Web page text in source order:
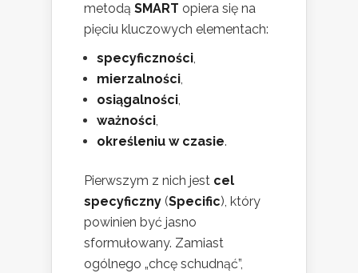
metodą SMART opiera się na
pięciu kluczowych elementach:
specyficzności,
mierzalności,
osiągalności,
ważności,
określeniu w czasie.
Pierwszym z nich jest cel
specyficzny (Specific), który
powinien być jasno
sformułowany. Zamiast
ogólnego „chcę schudnąć”,